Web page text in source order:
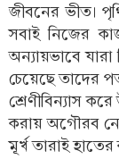
জীবনের ভীত।
সবাই নিজের
অন্যায়ভাবে
চেয়েছে তাদের
শ্রেণীবিন্যাস
করায় অগৌরব
মূর্খ তারাই